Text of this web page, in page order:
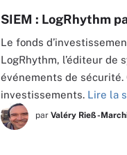
SIEM : LogRhythm
Le fonds
LogRhythm, l’éditeur de
événements de
investissements. Lire la
par Valéry Rieß-